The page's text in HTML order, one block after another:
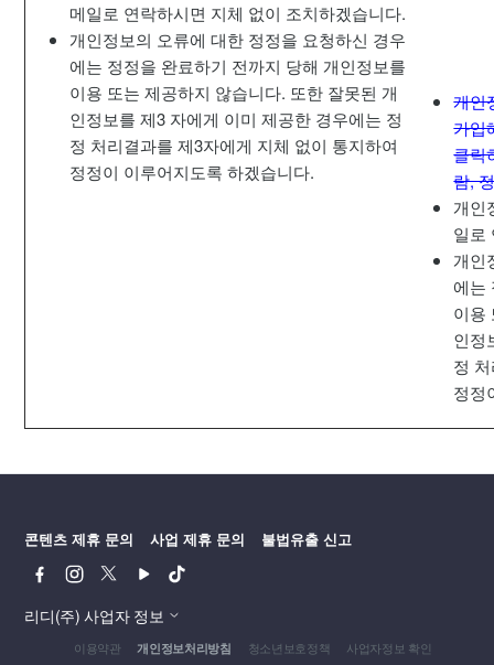
메일로 연락하시면 지체 없이 조치하겠습니다.
개인정보의 오류에 대한 정정을 요청하신 경우
에는 정정을 완료하기 전까지 당해 개인정보를
이용 또는 제공하지 않습니다. 또한 잘못된 개
인정보를 제3 자에게 이미 제공한 경우에는 정
정 처리결과를 제3자에게 지체 없이 통지하여
정정이 이루어지도록 하겠습니다.
개인
가입
클릭
람,
개인
일로
개인
에는
이용
인정
정
정정
콘텐츠 제휴 문의 사업 제휴 문의 불법유출 신고
페
이
스
북
인
스
타
그
램
터
튜
브
리디(주) 사업자 정보
이용약관 개인정보처리방침 청소년보호정책
사업자정보 확인